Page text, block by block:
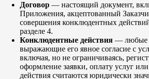
Договор — настоящий документ,
Приложения, акцептованный
совершения конклюдентных
разделе 4.
Конклюдентные действия — любые
выражающие его явное согласие с
включая, но не ограничиваясь,
оформление заявки, оплату услуг
действия считаются юридически